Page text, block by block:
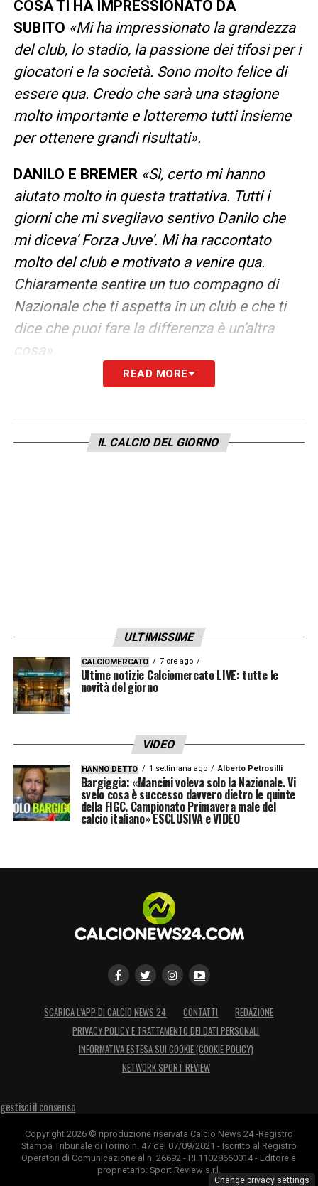
COSA TI HA IMPRESSIONATO DA
SUBITO «Mi ha impressionato la grandezza
del club, lo stadio, la passione dei tifosi per i
giocatori e la società. Sono molto felice di
essere qua. Credo che sarà una stagione
molto importante e lotteremo tutti insieme
per ottenere grandi risultati».
DANILO E BREMER «Sì, certo mi hanno
aiutato molto in questa trattativa. Tutti i
giorni che mi svegliavo sentivo Danilo che
mi diceva’ Forza Juve’. Mi ha raccontato
molto del club e motivato a venire qua.
Chiaramente sentire un tuo compagno di
Nazionale che ti aspetta in un club e che ti
dice che puoi fare la differenza è un’altra
cosa».
RICHIESTE MOTTA «Sembra che io il mister
giovane, ti dà libertà di parlare e comunicare
di tattica e aspetti di gioco. Il nostro
questo club parla da solo. Quando ho saputo
dell’interesse della Juve mi sono
concentrato subito su questo. Passaggio
importante per me della carriera, lavorerò
TI SENTI PRONTO A PRENDERTI IL
CENTROCAMPO SULLE SPALLE «Giocare
nella Juve non può essere facile e sento la
venuto qui per imparare e per insegnare
anche. Sento questa responsabilità e voglio
prendermela ».
COSA TI ASPETTI DALLA SERIE A
contento di questa esperienza. Io voglio fare
di più in Serie A. Sono preparato per questo
momento e sono pronto. Obiettivi? Sono
meglio un assist che un gol».
VEDI LA JUVE PRONTA PER
«Come gli obiettivi anche i titoli
READ MORE
IL CALCIO DEL GIORNO
ULTIMISSIME
CALCIOMERCATO 7 ore ago
Ultime notizie Calciomercato LIVE: tutte le
novità del giorno
VIDEO
HANNO DETTO 1 settimana ago Alberto Petrosilli
Bargiggia: «Mancini voleva solo la Nazionale. Vi
svelo cosa è successo davvero dietro le quinte
della FIGC. Campionato Primavera male del
calcio italiano» ESCLUSIVA e VIDEO
SCARICA L’APP DI CALCIO NEWS 24 CONTATTI
REDAZIONE
PRIVACY POLICY E TRATTAMENTO DEI DATI PERSONALI
INFORMATIVA ESTESA SUI COOKIE (COOKIE POLICY)
NETWORK SPORT REVIEW
gestisci il consenso
Copyright 2026 © riproduzione riservata Calcio News 24 -Registro
Stampa Tribunale di Torino n. 47 del 07/09/2021 - Iscritto al Registro
Operatori di Comunicazione al n. 26692 - P.I.11028660014 - Editore e
proprietario: Sport Review s.r.l.
Change privacy settings